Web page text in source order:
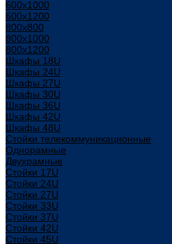
600х1000
600х1200
800x800
800х1000
800х1200
Шкафы 18U
Шкафы 24U
Шкафы 27U
Шкафы 30U
Шкафы 36U
Шкафы 42U
Шкафы 48U
Стойки телекоммуникационные
Однорамные
Двухрамные
Стойки 17U
Стойки 24U
Стойки 27U
Стойки 33U
Стойки 37U
Стойки 42U
Стойки 45U